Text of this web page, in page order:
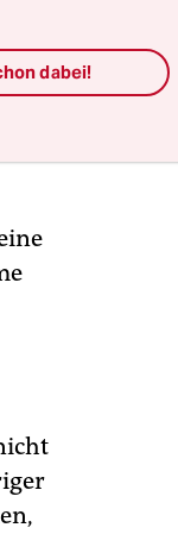
dabei!